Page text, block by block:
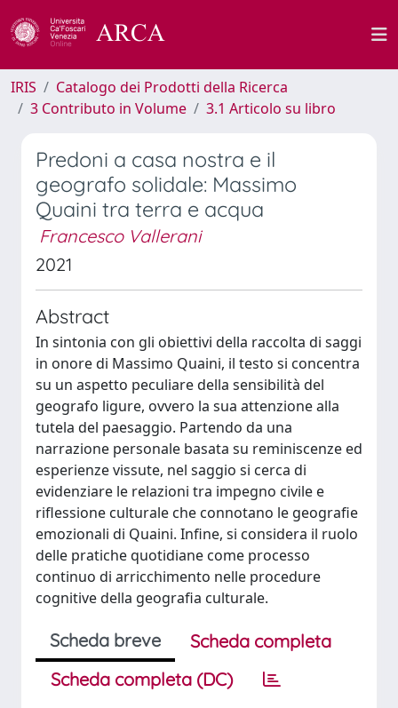
IRIS
Catalogo dei Prodotti della Ricerca
3 Contributo in Volume
3.1 Articolo su libro
Predoni a casa nostra e il
geografo solidale: Massimo
Quaini tra terra e acqua
Francesco Vallerani
2021
Abstract
In sintonia con gli obiettivi della raccolta di saggi
in onore di Massimo Quaini, il testo si concentra
su un aspetto peculiare della sensibilità del
geografo ligure, ovvero la sua attenzione alla
tutela del paesaggio. Partendo da una
narrazione personale basata su reminiscenze ed
esperienze vissute, nel saggio si cerca di
evidenziare le relazioni tra impegno civile e
riflessione culturale che connotano le geografie
emozionali di Quaini. Infine, si considera il ruolo
delle pratiche quotidiane come processo
continuo di arricchimento nelle procedure
cognitive della geografia culturale.
Scheda breve
Scheda completa
Scheda completa (DC)